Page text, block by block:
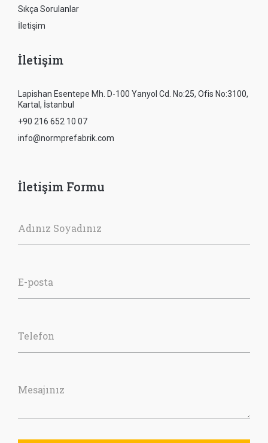
Sıkça Sorulanlar
İletişim
İletişim
Lapishan Esentepe Mh. D-100 Yanyol Cd. No:25, Ofis No:3100,
Kartal, İstanbul
+90 216 652 10 07
info@normprefabrik.com
İletişim Formu
Adınız Soyadınız
E-posta
Telefon
Mesajınız